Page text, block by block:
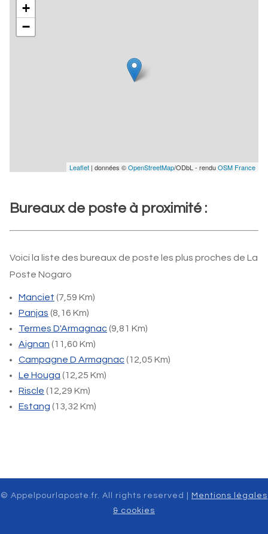
+
−
Leaflet | données ©OpenStreetMap/ODbL - renduOSM France
Bureaux de poste à proximité :
Voici la liste des bureaux de poste les plus proches de La
Poste Nogaro
Manciet (7,59 Km)
Panjas (8,16 Km)
Termes D'Armagnac(9,81 Km)
Aignan (11,60 Km)
Campagne D Armagnac(12,05 Km)
Le Houga (12,25 Km)
Riscle (12,29 Km)
Estang (13,32 Km)
© Appelpourlaposte.fr. All rights reserved |
Mentions légales
& cookies